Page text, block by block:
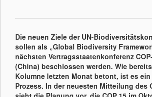
Die neuen Ziele der UN-
sollen als „Global Biodiversity
nächsten Vertragsstaatenkonferenz
(China) beschlossen werden. Wie
Kolumne letzten Monat betont, ist es
Prozess. In der neuesten Mitteilung des